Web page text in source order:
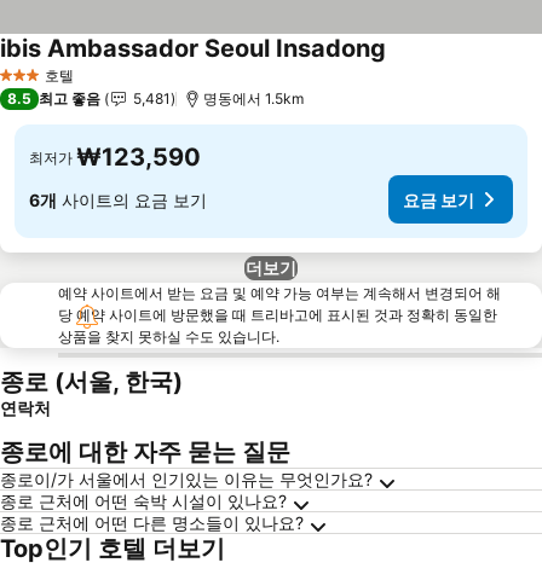
3 성급 호텔
ibis Ambassador Seoul Insadong
8.5 최고 좋음 5,481 명동에서 1.5km
최저가 ₩123,590
6개 사이트의 요금 보기 요금 보기
더보기
예약 사이트에서 받는 요금 및 예약 가능 여부는 계속해서 변경되어 해
당 예약 사이트에 방문했을 때 트리바고에 표시된 것과 정확히 동일한
상품을 찾지 못하실 수도 있습니다.
종로 (서울, 한국)
연락처
종로에 대한 자주 묻는 질문
종로이/가 서울에서 인기있는 이유는 무엇인가요?
종로 근처에 어떤 숙박 시설이 있나요?
종로 근처에 어떤 다른 명소들이 있나요?
Top인기 호텔 더보기